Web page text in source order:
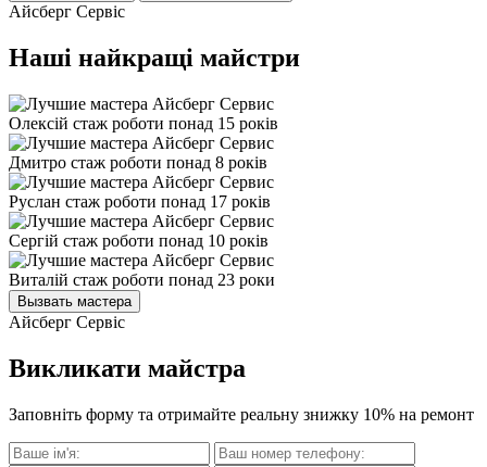
Айсберг Сервіс
Наші найкращі майстри
Олексій стаж роботи понад 15 років
Дмитро стаж роботи понад 8 років
Руслан стаж роботи понад 17 років
Сергій стаж роботи понад 10 років
Виталій стаж роботи понад 23 роки
Вызвать мастера
Айсберг Сервіс
Викликати майстра
Заповніть форму та отримайте реальну знижку 10% на ремонт